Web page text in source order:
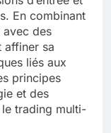
En combinant
avec des
affiner sa
liés aux
principes
et des
trading multi-